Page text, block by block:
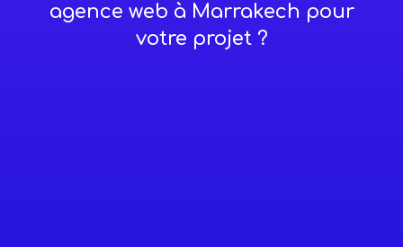
agence web à Marrakech pour
votre projet ?